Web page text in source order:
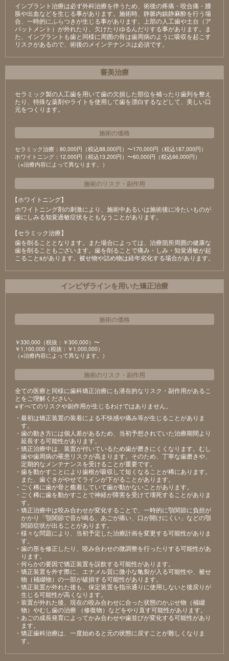
インプラント治療は必ず外科治療を伴うため、術後の疼痛・咬合痛・腫
脹や出血などを生じる事があります。施術時、静脈内鎮静麻酔を行う場
合、一時的にふらつきが生じる事があります。上部の人工歯や土台（ア
バットメント）が外れたり、欠けたりゆるんだりする事があります。ま
た、インプラントも歯と同様に周囲の骨は歯周病のように吸収を起こす
リスクがあるので、術後のメインテナンスは必須です。
審美治療
セラミック製の⼈⼯⻭を⽤いて⻭の⽋損した部位を補ったり⻭列を整え
たり、特殊な薬剤やライトを使⽤して⻭を漂⽩するなどして、美しい⼝
元をつくります。
施術の価格
セラミック治療：80,000円（税込88,000円）〜170,000円（税込187,000円）
ホワイトニング：12,000円（税込13,200円）〜60,000円（税込66,000円）
（※治療内容によって異なります。）
施術のリスク ・ 副作用
【ホワイトニング】
ホワイトニング剤の刺激により、施術中あるいは施術後に冷たいものが
⻭にしみる知覚過敏症状をともなうことがあります。
【セラミック治療】
⻭を削ることとなります。また場合によっては、治療箇所周囲の健康な
⻭を削ることもございます。⻭を削ることで痛み・しみ・知覚過敏が起
こることsがあります。被せ物や詰め物は経年劣化する場合があります。
インビザラインを用いた矯正治療
施術の価格
￥330,000（税抜：￥300,000）〜
￥1,100,000（税抜：￥1,000,000）
（※治療内容によって異なります。）
施術のリスク ・ 副作用
全ての医療と同様に歯科矯正治療にも潜在的なリスク・副作用があるこ
とをご理解ください。
※すべてのリスクや副作用が生じるわけではありません。
・最初は矯正装置の装着による不快感や痛み等が生じることがありま
す。
・歯の動き方には個人差があるため、当初予想されていた治療期間より
延長する可能性があります。
・矯正治療中は、装置が付いているため歯が磨きにくくなります。むし
歯や歯周病の罹患リスクが高まります。そのため、丁寧な歯磨きや、
定期的なメンテナンスを受けることが重要です。
・歯を動かすことにより歯根が吸収して短くなることが稀にあります。
また、歯ぐきがやせてラインが下がることがあります。
・ごく稀に歯が骨と癒着していて歯が動かないことがあります。
・ごく稀に歯を動かすことで神経が障害を受けて壊死することがありま
す。
・矯正治療中は咬み合わせが変化することで、一時的に顎関節に負担が
かかり「顎関節で音が鳴る、あごが痛い、口が開けにくい」などの顎
関節症状が出ることがあります。
・様々な問題により、当初予定した治療計画を変更する可能性がありま
す。
・歯の形を修正したり、咬み合わせの微調整を行ったりする可能性があ
ります。
・何らかの要因で矯正装置を誤飲する可能性があります。
・矯正装置を外す際に、エナメル質に微小な亀裂が入る可能性や、被せ
物（補綴物）の一部が破損する可能性があります。
・矯正装置が外れた後も、保定装置を指示通りに使用しないと後戻りが
生じる可能性が高くなります。
・装置が外れた後、現在の咬み合わせに合った状態のかぶせ物（補綴
物）やむし歯の治療 （修復物）などをやり直す可能性があります。
・あごの成長発育によってかみ合わせや歯並びが変化する可能性があり
ます。
・矯正歯科治療は、一度始めると元の状態に戻すことが難しくなりま
す。